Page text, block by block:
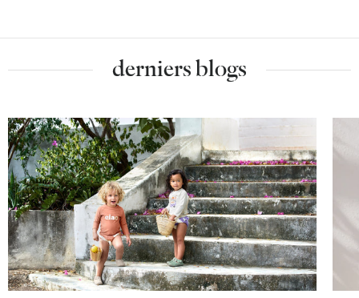
derniers blogs